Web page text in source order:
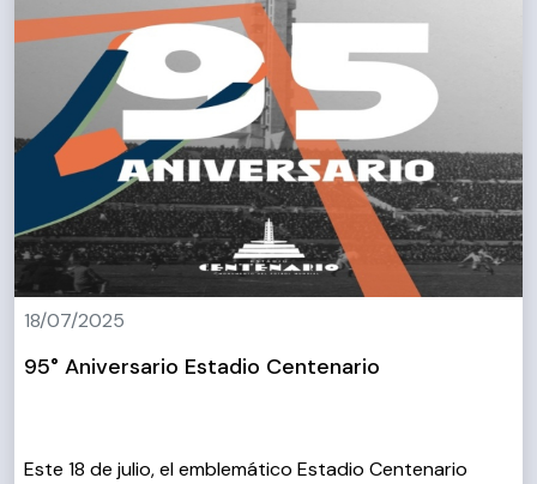
18/07/2025
95° Aniversario Estadio Centenario
Este 18 de julio, el emblemático Estadio Centenario